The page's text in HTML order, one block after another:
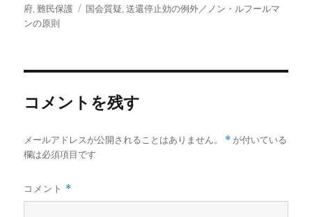
稿
者
稿
テ
府 ,難民保護
タ
国会質疑 ,送還停止効の例外／ノン・ルフールマ
ンの原則
コメントを残す
メールアドレスが公開されることはありません。 * が付いている
欄は必須項目です
コメント *